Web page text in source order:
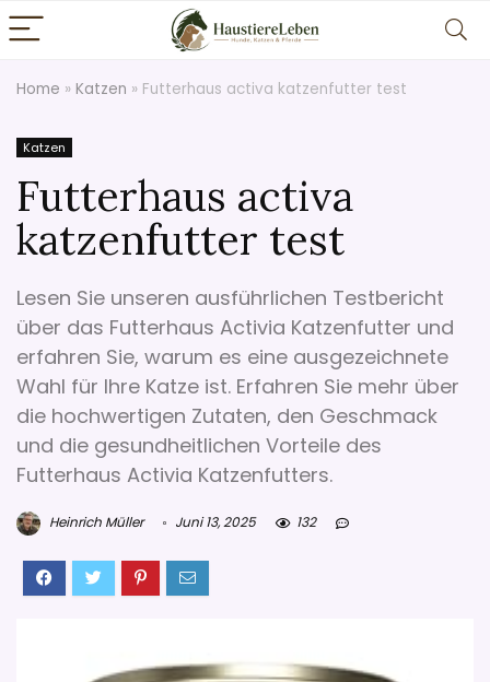
Home » Katzen » Futterhaus activa katzenfutter test
Katzen
Futterhaus activa
katzenfutter test
Lesen Sie unseren ausführlichen Testbericht
über das Futterhaus Activia Katzenfutter und
erfahren Sie, warum es eine ausgezeichnete
Wahl für Ihre Katze ist. Erfahren Sie mehr über
die hochwertigen Zutaten, den Geschmack
und die gesundheitlichen Vorteile des
Futterhaus Activia Katzenfutters.
Heinrich Müller Juni 13, 2025 132